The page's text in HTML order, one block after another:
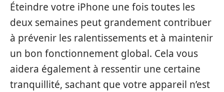
Éteindre votre iPhone une fois toutes les
deux semaines peut grandement contribuer
à prévenir les ralentissements et à maintenir
un bon fonctionnement global. Cela vous
aidera également à ressentir une certaine
tranquillité, sachant que votre appareil n’est